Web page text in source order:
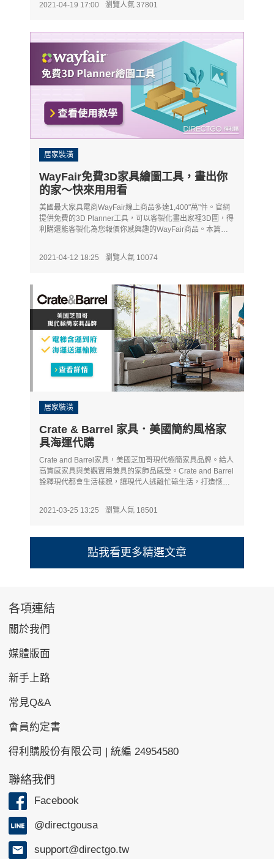
2021-04-19 17:00 瀏覽人氣 37801
居家裝潢
WayFair免費3D家具繪圖工具，畫出你
的家～快來用用看
美國最大家具電商WayFair線上商品多達1,400"萬"件。官網
提供免費的3D Planner工具，可以客製化畫出家裡3D圖，得
利購還能客製化為您報價你感興趣的WayFair商品。本篇文
供家具家飾配置專業建議。
2021-04-12 18:25 瀏覽人氣 10074
居家裝潢
Crate & Barrel 家具．美國簡約風格家
具海運代購
Crate and Barrel家具，美國芝加哥現代極簡家具品牌。給人
高質感家具與美觀實用兼具的家飾品感受。Crate and Barrel
詮釋現代都會生活樣貌，讓現代人逃離忙碌生活，打造愜意
2021-03-25 13:25
瀏覽人氣 18501
各項連結
關於我們
媒體版面
新手上路
常見Q&A
會員約定書
得利購股份有限公司 | 統編 24954580
聯絡我們
Facebook
@directgousa
support@directgo.tw